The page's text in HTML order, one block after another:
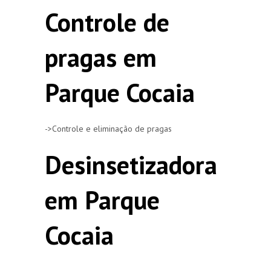
Controle de
pragas em
Parque Cocaia
->Controle e eliminação de pragas
Desinsetizadora
em Parque
Cocaia